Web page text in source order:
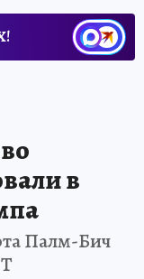
в
Палм-Бич